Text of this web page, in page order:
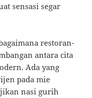
sensasi segar
restoran-
antara cita
Ada yang
pada mie
nasi gurih